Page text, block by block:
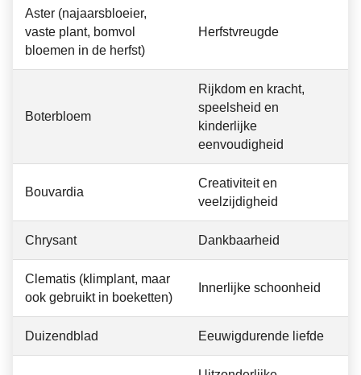
Aster (najaarsbloeier,
vaste plant, bomvol
bloemen in de herfst)
Herfstvreugde
Boterbloem
Rijkdom en kracht,
speelsheid en
kinderlijke
eenvoudigheid
Bouvardia
Creativiteit en
veelzijdigheid
Chrysant Dankbaarheid
Clematis (klimplant, maar
ook gebruikt in boeketten)
Innerlijke schoonheid
Duizendblad Eeuwigdurende liefde